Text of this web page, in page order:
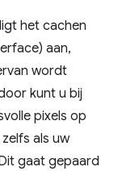
het cachen
aan,
wordt
kunt u bij
pixels op
als uw
gaat gepaard